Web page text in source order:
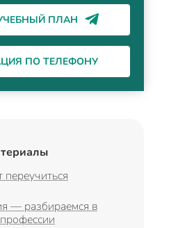
ПЛАН
ПО ТЕЛЕФОНУ
— разбираемся в